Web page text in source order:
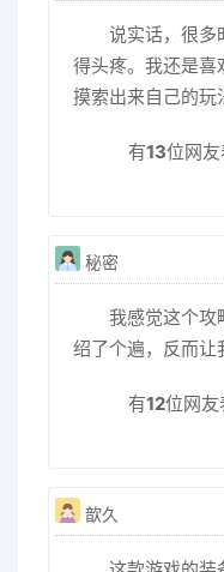
说实话，很多
得头疼。我还是喜
摸索出来自己的玩
有13位网友
秘密
我感觉这个攻
绍了个遍，反而让
有12位网友
歆久